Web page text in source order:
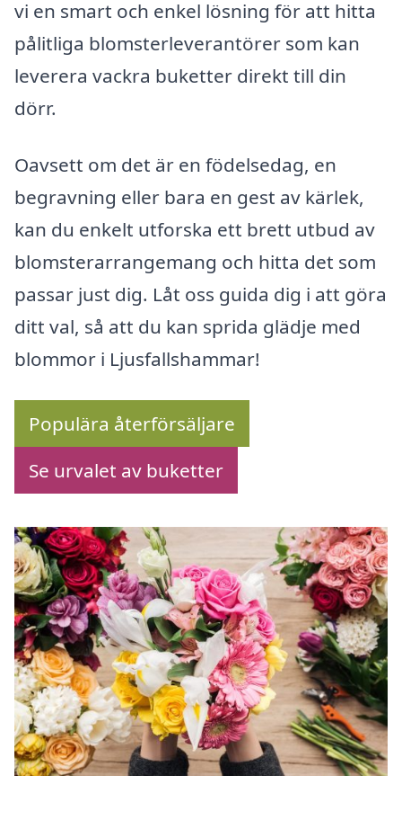
vi en smart och enkel lösning för att hitta
pålitliga blomsterleverantörer som kan
leverera vackra buketter direkt till din
dörr.
Oavsett om det är en födelsedag, en
begravning eller bara en gest av kärlek,
kan du enkelt utforska ett brett utbud av
blomsterarrangemang och hitta det som
passar just dig. Låt oss guida dig i att göra
ditt val, så att du kan sprida glädje med
blommor i Ljusfallshammar!
Populära återförsäljare
Se urvalet av buketter